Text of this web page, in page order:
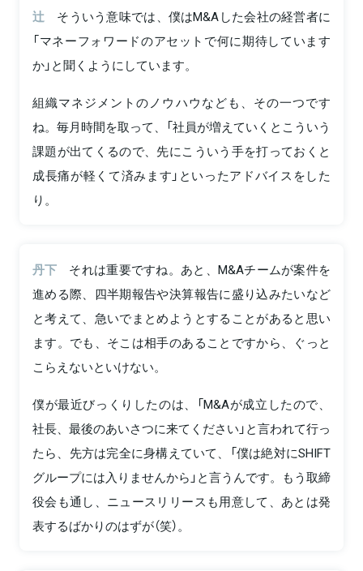
辻
そういう意味では、僕はM&Aした会社の経営者に
「マネーフォワードのアセットで何に期待しています
か」と聞くようにしています。
組織マネジメントのノウハウなども、その一つです
ね。毎月時間を取って、「社員が増えていくとこういう
課題が出てくるので、先にこういう手を打っておくと
成長痛が軽くて済みます」といったアドバイスをした
り。
丹下
それは重要ですね。あと、M&Aチームが案件を
進める際、四半期報告や決算報告に盛り込みたいなど
と考えて、急いでまとめようとすることがあると思い
ます。でも、そこは相手のあることですから、ぐっと
こらえないといけない。
僕が最近びっくりしたのは、「M&Aが成立したので、
社長、最後のあいさつに来てください」と言われて行っ
たら、先方は完全に身構えていて、「僕は絶対にSHIFT
グループには入りませんから」と言うんです。もう取締
役会も通し、ニュースリリースも用意して、あとは発
表するばかりのはずが（笑）。